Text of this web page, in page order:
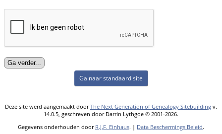
Ga naar standaard site
Deze site werd aangemaakt doorThe Next Generation of Genealogy Sitebuilding v.
14.0.5, geschreven door Darrin Lythgoe © 2001-2026.
Gegevens onderhouden door R.J.F. Einhaus. | Data Beschermings Beleid.